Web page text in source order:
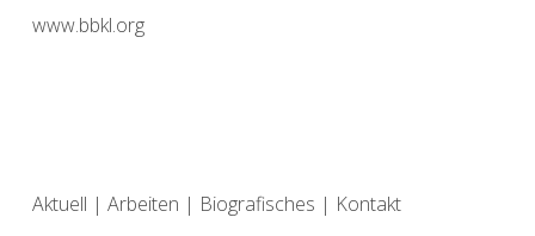
www.bbkl.org
Aktuell | Arbeiten | Biografisches | Kontakt